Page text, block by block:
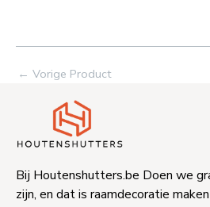
← Vorige Product
Bij Houtenshutters.be Doen we
zijn, en dat is raamdecoratie